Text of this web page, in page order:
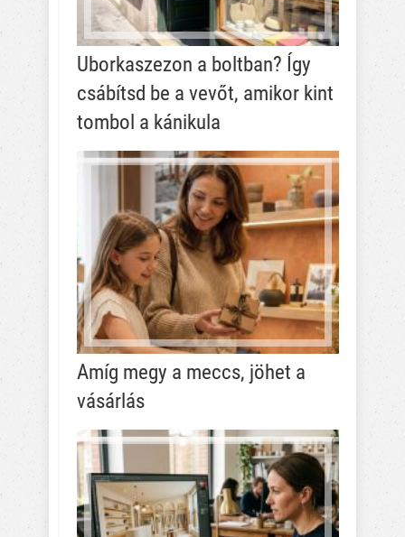
Uborkaszezon a boltban? Így
csábítsd be a vevőt, amikor kint
tombol a kánikula
Amíg megy a meccs, jöhet a
vásárlás